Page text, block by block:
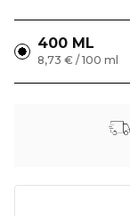
400 ML
8,73 € / 100 ml